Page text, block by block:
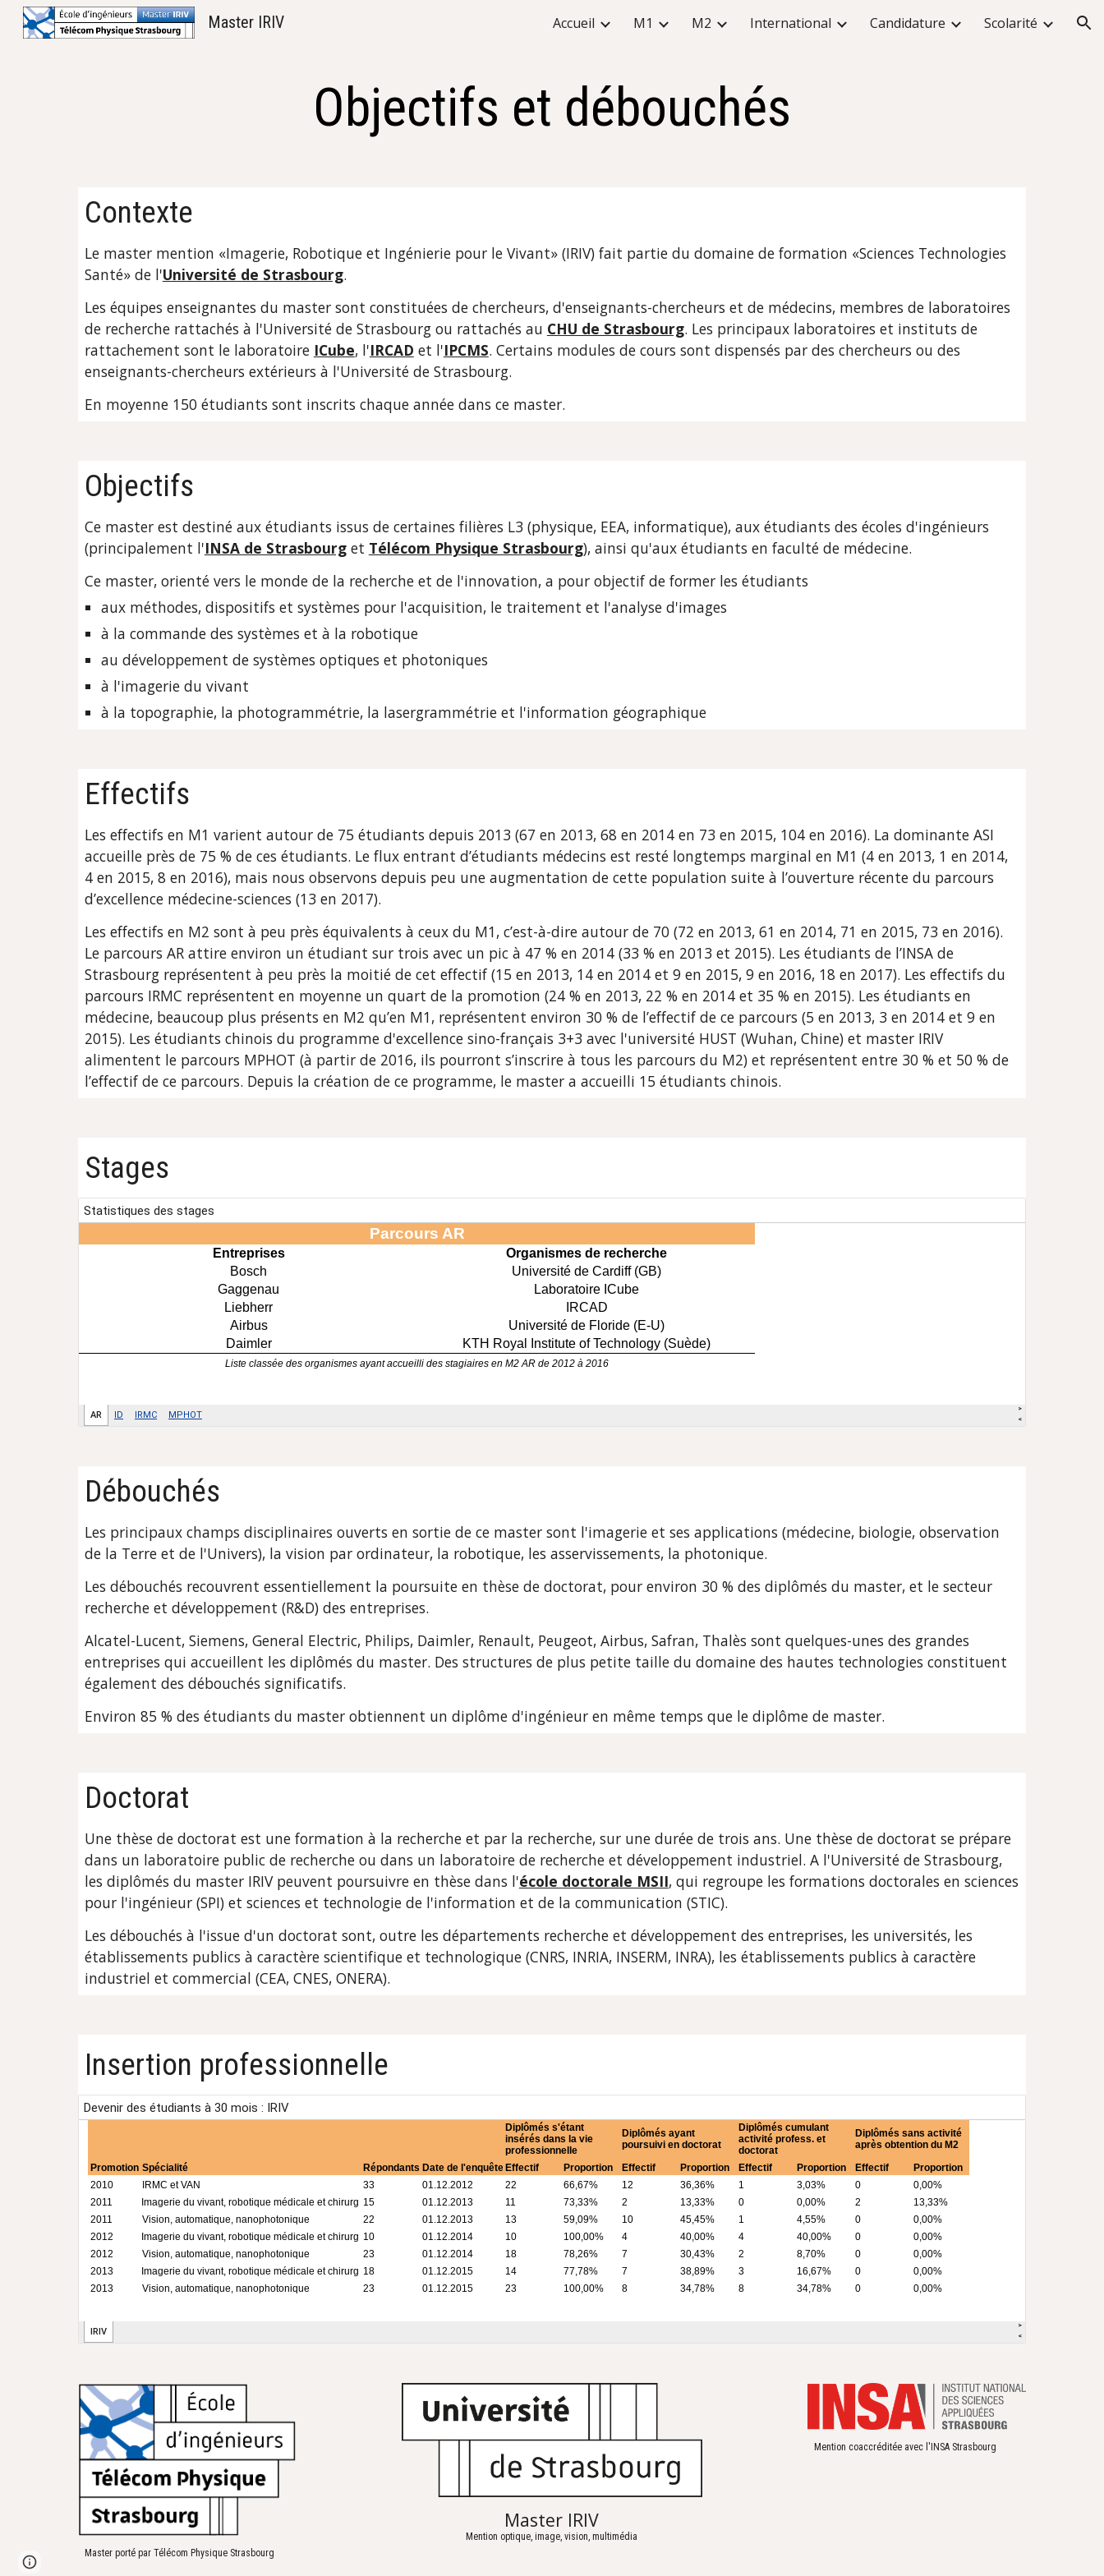
Skip to navigation
Master IRIV Accueil M1 M2 International Candidature Scolarité
Objectifs et débouchés
Contexte
Le master mention «Imagerie, Robotique et Ingénierie pour le Vivant» (IRIV) fait partie du domaine de formation «Sciences Technologies
Santé» de l'Université de Strasbourg.
Les équipes enseignantes du master sont constituées de chercheurs, d'enseignants-chercheurs et de médecins, membres de laboratoires
de recherche rattachés à l'Université de Strasbourg ou rattachés au CHU de Strasbourg. Les principaux laboratoires et instituts de
rattachement sont le laboratoire ICube, l'IRCAD et l'IPCMS. Certains modules de cours sont dispensés par des chercheurs ou des
enseignants-chercheurs extérieurs à l'Université de Strasbourg.
En moyenne 150 étudiants sont inscrits chaque année dans ce master.
Objectifs
Ce master est destiné aux étudiants issus de certaines filières L3 (physique, EEA, informatique), aux étudiants des écoles d'ingénieurs
(principalement l'INSA de Strasbourg et Télécom Physique Strasbourg), ainsi qu'aux étudiants en faculté de médecine.
Ce master, orienté vers le monde de la recherche et de l'innovation, a pour objectif de former les étudiants
aux méthodes, dispositifs et systèmes pour l'acquisition, le traitement et l'analyse d'images
à la commande des systèmes et à la robotique
au développement de systèmes optiques et photoniques
à l'imagerie du vivant
à la topographie, la photogrammétrie, la lasergrammétrie et l'information géographique
Effectifs
Les effectifs en M1 varient autour de 75 étudiants depuis 2013 (67 en 2013, 68 en 2014 en 73 en 2015, 104 en 2016). La dominante ASI
accueille près de 75 % de ces étudiants. Le flux entrant d’étudiants médecins est resté longtemps marginal en M1 (4 en 2013, 1 en 2014,
4 en 2015, 8 en 2016), mais nous observons depuis peu une augmentation de cette population suite à l’ouverture récente du parcours
d’excellence médecine-sciences (13 en 2017).
Les effectifs en M2 sont à peu près équivalents à ceux du M1, c’est-à-dire autour de 70 (72 en 2013, 61 en 2014, 71 en 2015, 73 en 2016).
Le parcours AR attire environ un étudiant sur trois avec un pic à 47 % en 2014 (33 % en 2013 et 2015). Les étudiants de l’INSA de
Strasbourg représentent à peu près la moitié de cet effectif (15 en 2013, 14 en 2014 et 9 en 2015, 9 en 2016, 18 en 2017). Les effectifs du
parcours IRMC représentent en moyenne un quart de la promotion (24 % en 2013, 22 % en 2014 et 35 % en 2015). Les étudiants en
médecine, beaucoup plus présents en M2 qu’en M1, représentent environ 30 % de l’effectif de ce parcours (5 en 2013, 3 en 2014 et 9 en
2015). Les étudiants chinois du programme d'excellence sino-français 3+3 avec l'université HUST (Wuhan, Chine) et master IRIV
alimentent le parcours MPHOT (à partir de 2016, ils pourront s’inscrire à tous les parcours du M2) et représentent entre 30 % et 50 % de
l’effectif de ce parcours. Depuis la création de ce programme, le master a accueilli 15 étudiants chinois.
Stages
Débouchés
Les principaux champs disciplinaires ouverts en sortie de ce master sont l'imagerie et ses applications (médecine, biologie, observation
de la Terre et de l'Univers), la vision par ordinateur, la robotique, les asservissements, la photonique.
Les débouchés recouvrent essentiellement la poursuite en thèse de doctorat, pour environ 30 % des diplômés du master, et le secteur
recherche et développement (R&D) des entreprises.
Alcatel-Lucent, Siemens, General Electric, Philips, Daimler, Renault, Peugeot, Airbus, Safran, Thalès sont quelques-unes des grandes
entreprises qui accueillent les diplômés du master. Des structures de plus petite taille du domaine des hautes technologies constituent
également des débouchés significatifs.
Environ 85 % des étudiants du master obtiennent un diplôme d'ingénieur en même temps que le diplôme de master.
Doctorat
Une thèse de doctorat est une formation à la recherche et par la recherche, sur une durée de trois ans. Une thèse de doctorat se prépare
dans un laboratoire public de recherche ou dans un laboratoire de recherche et développement industriel. A l'Université de Strasbourg,
les diplômés du master IRIV peuvent poursuivre en thèse dans l'école doctorale MSII, qui regroupe les formations doctorales en sciences
pour l'ingénieur (SPI) et sciences et technologie de l'information et de la communication (STIC).
Les débouchés à l'issue d'un doctorat sont, outre les départements recherche et développement des entreprises, les universités, les
établissements publics à caractère scientifique et technologique (CNRS, INRIA, INSERM, INRA), les établissements publics à caractère
industriel et commercial (CEA, CNES, ONERA).
Insertion professionnelle
Master porté par Télécom Physique Strasbourg
Master IRIV
Mention optique, image, vision, multimédia
Mention coaccréditée avec l'INSA Strasbourg
Report abuse